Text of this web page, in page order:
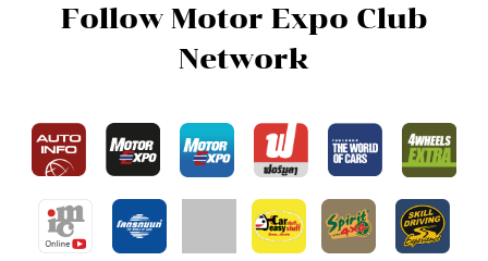
Follow Motor Expo Club
Network